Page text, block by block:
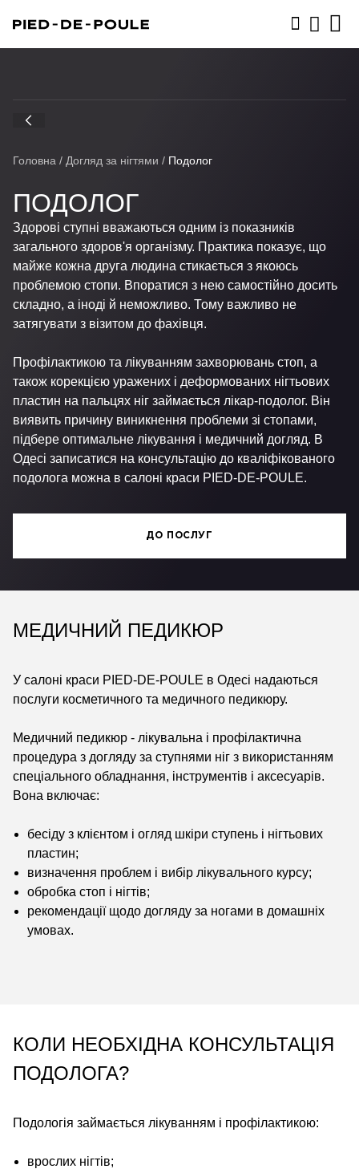
Головна / Догляд за нігтями / Подолог
ПОДОЛОГ
Здорові ступні вважаються одним із показників
загального здоров'я організму. Практика показує, що
майже кожна друга людина стикається з якоюсь
проблемою стопи. Впоратися з нею самостійно досить
складно, а іноді й неможливо. Тому важливо не
затягувати з візитом до фахівця.
Профілактикою та лікуванням захворювань стоп, а
також корекцією уражених і деформованих нігтьових
пластин на пальцях ніг займається лікар-подолог. Він
виявить причину виникнення проблеми зі стопами,
підбере оптимальне лікування і медичний догляд. В
Одесі записатися на консультацію до кваліфікованого
подолога можна в салоні краси PIED-DE-POULE.
ДО ПОСЛУГ
МЕДИЧНИЙ ПЕДИКЮР
У салоні краси PIED-DE-POULE в Одесі надаються
послуги косметичного та медичного педикюру.
Медичний педикюр - лікувальна і профілактична
процедура з догляду за ступнями ніг з використанням
спеціального обладнання, інструментів і аксесуарів.
Вона включає:
бесіду з клієнтом і огляд шкіри ступень і нігтьових
пластин;
визначення проблем і вибір лікувального курсу;
обробка стоп і нігтів;
рекомендації щодо догляду за ногами в домашніх
умовах.
КОЛИ НЕОБХІДНА КОНСУЛЬТАЦІЯ
ПОДОЛОГА?
Подологія займається лікуванням і профілактикою:
врослих нігтів;